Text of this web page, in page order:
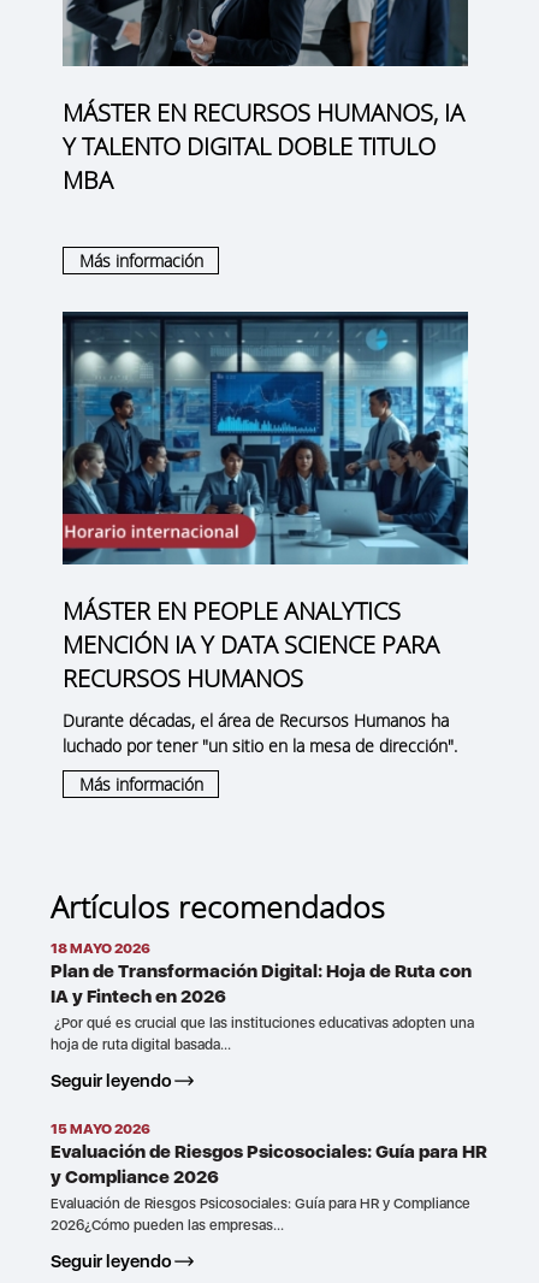
MÁSTER EN RECURSOS HUMANOS, IA
Y TALENTO DIGITAL DOBLE TITULO
MBA
Más información
MÁSTER EN PEOPLE ANALYTICS
MENCIÓN IA Y DATA SCIENCE PARA
RECURSOS HUMANOS
Durante décadas, el área de Recursos Humanos ha
luchado por tener "un sitio en la mesa de dirección".
Más información
Artículos recomendados
18 MAYO 2026
Plan de Transformación Digital: Hoja de Ruta con
IA y Fintech en 2026
¿Por qué es crucial que las instituciones educativas adopten una
hoja de ruta digital basada...
Seguir leyendo
15 MAYO 2026
Evaluación de Riesgos Psicosociales: Guía para HR
y Compliance 2026
Evaluación de Riesgos Psicosociales: Guía para HR y Compliance
2026¿Cómo pueden las empresas...
Seguir leyendo